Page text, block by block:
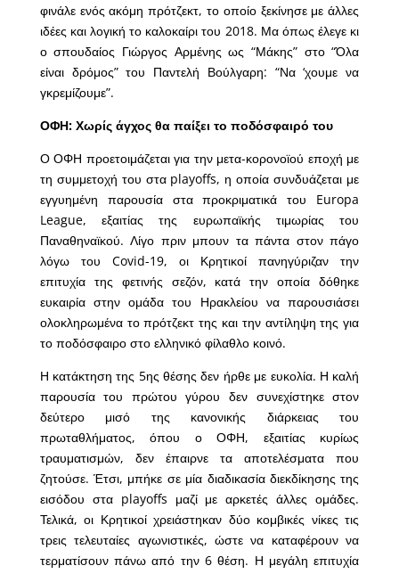
φινάλε ενός ακόμη πρότζεκτ, το οποίο ξεκίνησε με άλλες
ιδέες και λογική το καλοκαίρι του 2018. Μα όπως έλεγε κι
ο σπουδαίος Γιώργος Αρμένης ως “Μάκης” στο “Όλα
είναι δρόμος” του Παντελή Βούλγαρη: “Να ‘χουμε να
γκρεμίζουμε”.
ΟΦΗ: Χωρίς άγχος θα παίξει το ποδόσφαιρό του
Ο ΟΦΗ προετοιμάζεται για την μετα-κορονοϊού εποχή με
τη συμμετοχή του στα playoffs, η οποία συνδυάζεται με
εγγυημένη παρουσία στα προκριματικά του Europa
League, εξαιτίας της ευρωπαϊκής τιμωρίας του
Παναθηναϊκού. Λίγο πριν μπουν τα πάντα στον πάγο
λόγω του Covid-19, οι Κρητικοί πανηγύριζαν την
επιτυχία της φετινής σεζόν, κατά την οποία δόθηκε
ευκαιρία στην ομάδα του Ηρακλείου να παρουσιάσει
ολοκληρωμένα το πρότζεκτ της και την αντίληψη της για
το ποδόσφαιρο στο ελληνικό φίλαθλο κοινό.
Η κατάκτηση της 5ης θέσης δεν ήρθε με ευκολία. Η καλή
παρουσία του πρώτου γύρου δεν συνεχίστηκε στον
δεύτερο μισό της κανονικής διάρκειας του
πρωταθλήματος, όπου ο ΟΦΗ, εξαιτίας κυρίως
τραυματισμών, δεν έπαιρνε τα αποτελέσματα που
ζητούσε. Έτσι, μπήκε σε μία διαδικασία διεκδίκησης της
εισόδου στα playoffs μαζί με αρκετές άλλες ομάδες.
Τελικά, οι Κρητικοί χρειάστηκαν δύο κομβικές νίκες τις
τρεις τελευταίες αγωνιστικές, ώστε να καταφέρουν να
τερματίσουν πάνω από την 6 θέση. Η μεγάλη επιτυχία